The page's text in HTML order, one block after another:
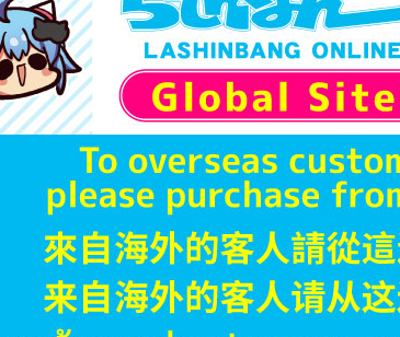
JANコード
商品番号